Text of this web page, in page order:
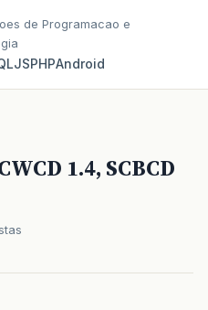
de Programacao e
JSPHPAndroid
1.4, SCBCD